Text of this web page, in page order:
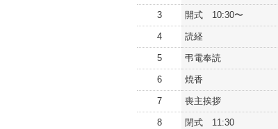
3 開式 10:30〜
4 読経
5 弔電奉読
6 焼香
7 喪主挨拶
8 閉式 11:30